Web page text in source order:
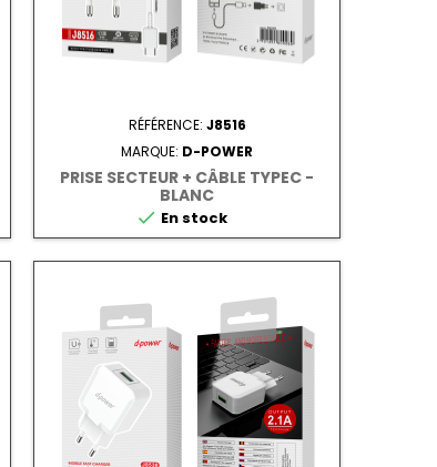
RÉFÉRENCE: J8516
MARQUE: D-POWER
PRISE SECTEUR + CÂBLE TYPEC -
BLANC
 En stock